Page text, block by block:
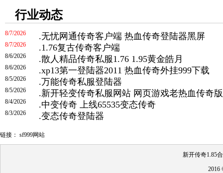
行业动态
.无忧网通传奇客户端 热血传奇登陆器黑屏
8/7/2026
.1.76复古传奇客户端
8/7/2026
.散人精品传奇私服1.76 1.95黄金皓月
8/6/2026
.xp13第一登陆器2011 热血传奇外挂999下载
8/6/2026
.万能传奇私服登陆器
8/5/2026
.新开轻变传奇私服网站 网页游戏老热血传奇版
8/5/2026
.中变传奇 上线65535变态传奇
8/4/2026
.变态传奇登陆器
8/3/2026
链接： sf999网站
新开传奇1.85
2016